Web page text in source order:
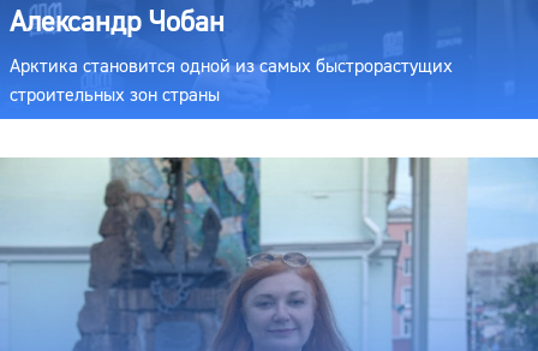
Александр Чобан
Арктика становится одной из самых быстрорастущих
строительных зон страны